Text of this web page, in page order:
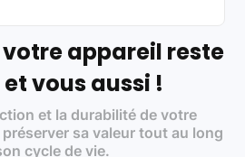
votre appareil reste
vous aussi !
et la durabilité de votre
sa valeur tout au long
cycle de vie.